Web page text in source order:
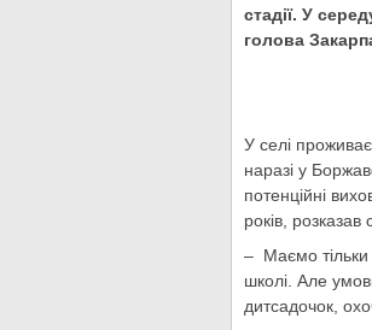
стадії. У
голова
У селі
наразі у
потенційні
років,
– Маємо тільки
школі. Але
дитсадочок,